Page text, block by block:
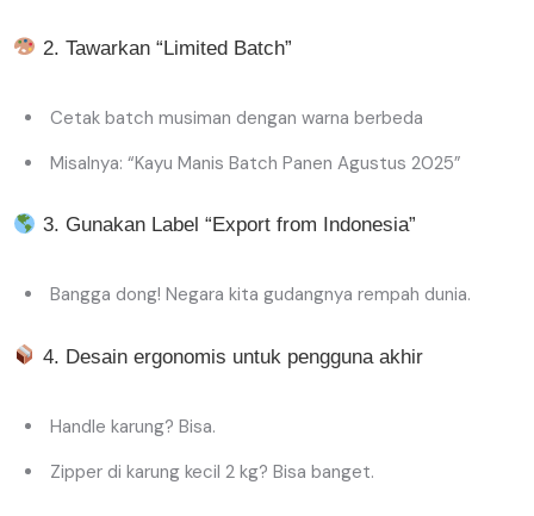
2. Tawarkan “Limited Batch”
Cetak batch musiman dengan warna berbeda
Misalnya: “Kayu Manis Batch Panen Agustus 2025”
3. Gunakan Label “Export from Indonesia”
Bangga dong! Negara kita gudangnya rempah dunia.
4. Desain ergonomis untuk pengguna akhir
Handle karung? Bisa.
Zipper di karung kecil 2 kg? Bisa banget.